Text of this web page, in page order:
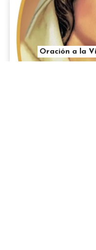
Oración a la